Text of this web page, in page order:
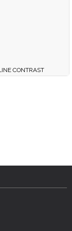
CONTRAST